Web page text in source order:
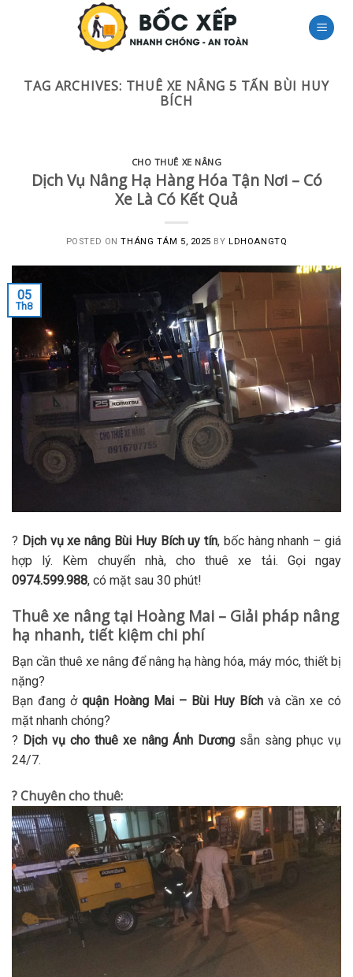
TAG ARCHIVES: THUÊ XE NÂNG 5 TẤN BÙI HUY
BÍCH
CHO THUÊ XE NÂNG
Dịch Vụ Nâng Hạ Hàng Hóa Tận Nơi – Có
Xe Là Có Kết Quả
POSTED ONTHÁNG TÁM 5, 2025 BYLDHOANGTQ
05
Th8
? Dịch vụ xe nâng Bùi Huy Bích uy tín, bốc hàng nhanh – giá
hợp lý. Kèm chuyển nhà, cho thuê xe tải. Gọi ngay
0974.599.988, có mặt sau 30 phút!
Thuê xe nâng tại Hoàng Mai – Giải pháp nâng
hạ nhanh, tiết kiệm chi phí
Bạn cần thuê xe nâng để nâng hạ hàng hóa, máy móc, thiết bị
nặng?
Bạn đang ở quận Hoàng Mai – Bùi Huy Bích và cần xe có
mặt nhanh chóng?
? Dịch vụ cho thuê xe nâng Ánh Dươngsẵn sàng phục vụ
24/7.
? Chuyên cho thuê: